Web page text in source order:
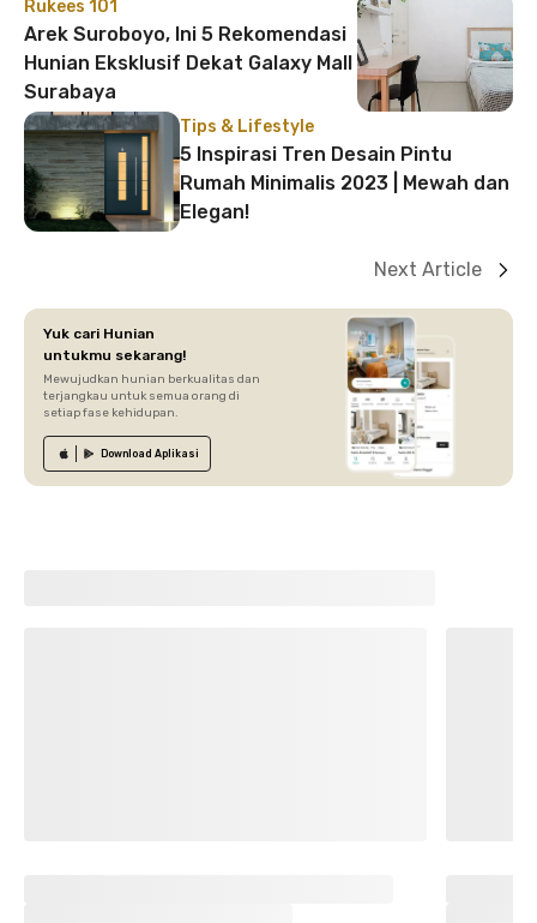
Rukees 101
Arek Suroboyo, Ini 5 Rekomendasi
Hunian Eksklusif Dekat Galaxy Mall
Surabaya
Tips & Lifestyle
5 Inspirasi Tren Desain Pintu
Rumah Minimalis 2023 | Mewah dan
Elegan!
Next Article
Yuk cari Hunian
untukmu sekarang!
Mewujudkan hunian berkualitas dan
terjangkau untuk semua orang di
setiap fase kehidupan.
Download Aplikasi